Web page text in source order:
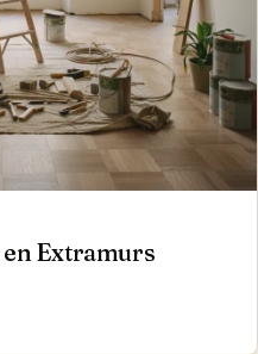
en Extramurs